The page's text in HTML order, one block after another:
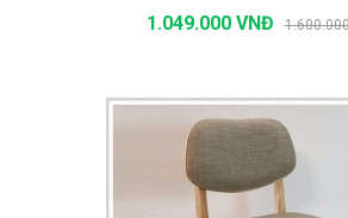
1.049.000 VNĐ